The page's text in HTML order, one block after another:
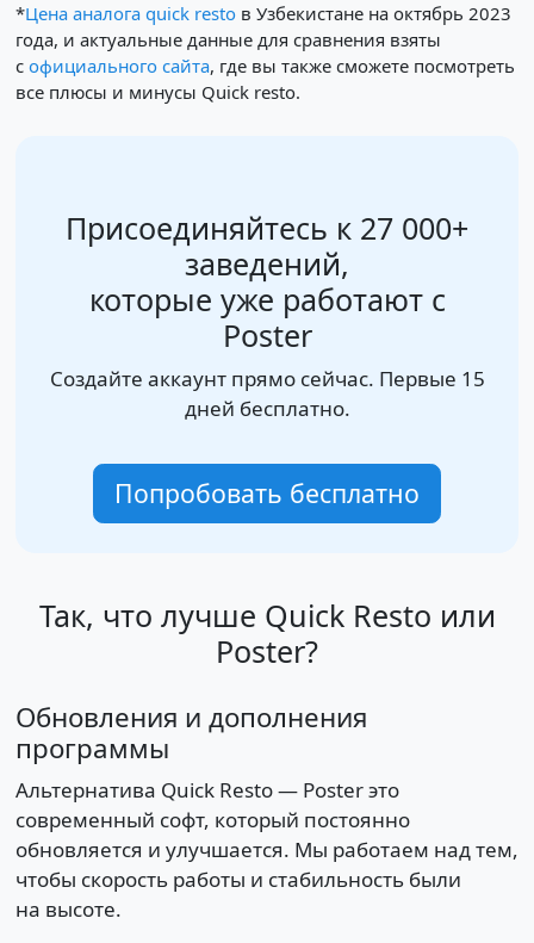
*Цена аналога quick restoв Узбекистане на октябрь 2023
года, и актуальные данные для сравнения взяты
с официального сайта, где вы также сможете посмотреть
все плюсы и минусы Quick resto.
Присоединяйтесь к 27 000+
заведений,
которые уже работают с
Poster
Создайте аккаунт прямо сейчас. Первые 15
дней бесплатно.
Попробовать бесплатно
Так, что лучше Quick Resto или
Poster?
Обновления и дополнения
программы
Альтернатива Quick Resto — Poster это
современный софт, который постоянно
обновляется и улучшается. Мы работаем над тем,
чтобы скорость работы и стабильность были
на высоте.